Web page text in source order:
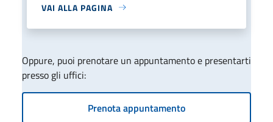
VAI ALLA PAGINA
Oppure, puoi prenotare un appuntamento e presentarti
presso gli uffici:
Prenota appuntamento